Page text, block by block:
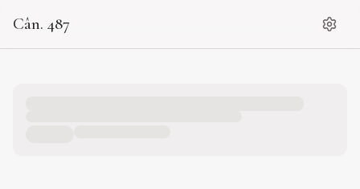
Cân. 487